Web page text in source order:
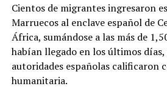
responde a “recientes
contra la República Argentina y
afirmaron que “quien ataque a la
no es bienvenido en nuestro país”.
La normativa deberá ahora pasar
Cientos de migrantes ingresaron
Marruecos al enclave español de
África, sumándose a las más de
habían llegado en los últimos
autoridades españolas calificaron
humanitaria.